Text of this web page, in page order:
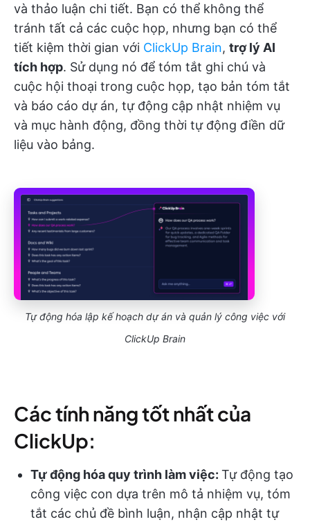
và thảo luận chi tiết. Bạn có thể không thể
tránh tất cả các cuộc họp, nhưng bạn có thể
tiết kiệm thời gian với ClickUp Brain, trợ lý AI
tích hợp. Sử dụng nó để tóm tắt ghi chú và
cuộc hội thoại trong cuộc họp, tạo bản tóm tắt
và báo cáo dự án, tự động cập nhật nhiệm vụ
và mục hành động, đồng thời tự động điền dữ
liệu vào bảng.
Tự động hóa lập kế hoạch dự án và quản lý công việc với
ClickUp Brain
Các tính năng tốt nhất của
ClickUp:
Tự động hóa quy trình làm việc: Tự động tạo
công việc con dựa trên mô tả nhiệm vụ, tóm
tắt các chủ đề bình luận, nhận cập nhật tự